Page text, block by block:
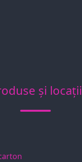
și locații